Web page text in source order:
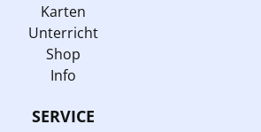
Karten
Unterricht
Shop
Info
SERVICE